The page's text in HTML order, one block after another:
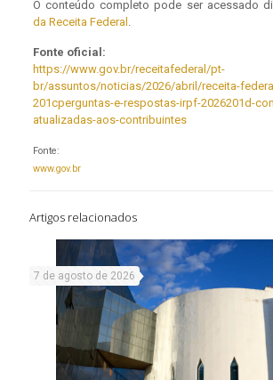
O conteúdo completo pode ser acessado
da Receita Federal .
Fonte oficial:
https://www.gov.br/receitafederal/pt-
br/assuntos/noticias/2026/abril/receita-
201cperguntas-e-respostas-irpf-2026201d-
atualizadas-aos-contribuintes
Fonte:
www.gov.br
Artigos relacionados
7 de agosto de 2026